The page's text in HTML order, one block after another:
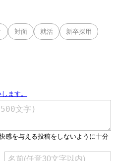
対面 就活 新卒採用